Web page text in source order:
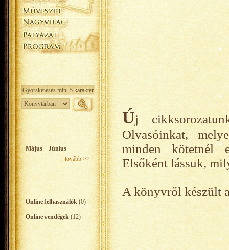
Május – Június
tovább >>
Online felhasználók (0)
Online vendégek (12)
Új
Olvasóinkat,
minden kötetnél
Elsőként lássuk,
A könyvről készült